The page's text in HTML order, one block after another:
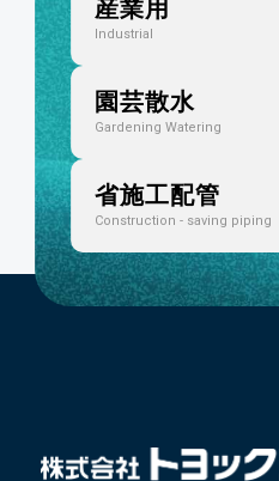
産業用
Industrial
園芸散水
Gardening Watering
省施工配管
Construction - saving piping